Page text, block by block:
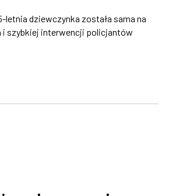
letnia dziewczynka została sama na
i szybkiej interwencji policjantów